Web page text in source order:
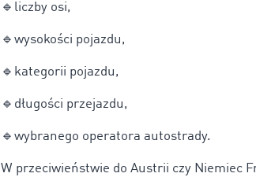
🔹liczby osi,
🔹wysokości pojazdu,
🔹kategorii pojazdu,
🔹długości przejazdu,
🔹wybranego operatora autostrady.
W przeciwieństwie do Austrii czy Niemiec